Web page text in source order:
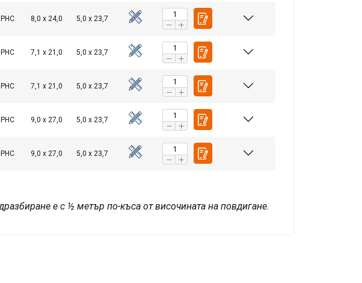
8,0 x 24,0 5,0 x 23,7
7,1 x 21,0 5,0 x 23,7
7,1 x 21,0 5,0 x 23,7
9,0 x 27,0 5,0 x 23,7
9,0 x 27,0 5,0 x 23,7
е с ½ метър по-къса от височината на повдигане.